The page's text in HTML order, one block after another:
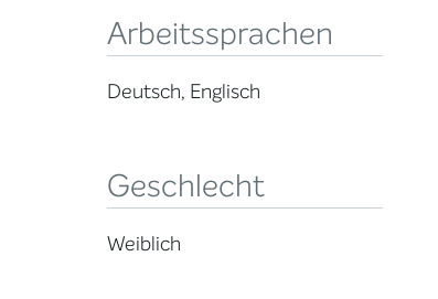
Arbeitssprachen
Deutsch, Englisch
Geschlecht
Weiblich